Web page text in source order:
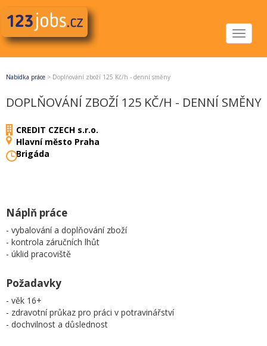
Toggle
Nabídka práce > Doplňování zboží 125 Kč/h - denní směny
DOPLŇOVÁNÍ ZBOŽÍ 125 KČ/H - DENNÍ SMĚNY
CREDIT CZECH s.r.o.
Hlavní město Praha
Brigáda
Náplň práce
- vybalování a doplňování zboží
- kontrola záručních lhůt
- úklid pracoviště
Požadavky
- věk 16+
- zdravotní průkaz pro práci v potravinářství
- dochvilnost a důslednost